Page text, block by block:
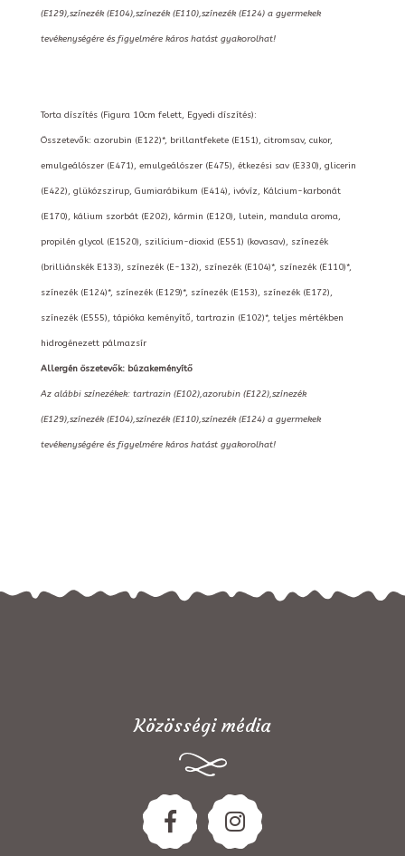
(E129),színezék (E104),színezék (E110),színezék (E124) a gyermekek
tevékenységére és figyelmére káros hatást gyakorolhat!
Torta díszítés (Figura 10cm felett, Egyedi díszítés):
Összetevők: azorubin (E122)*, brillantfekete (E151), citromsav, cukor,
emulgeálószer (E471), emulgeálószer (E475), étkezési sav (E330), glicerin
(E422), glükózszirup, Gumiarábikum (E414), ivóvíz, Kálcium-karbonát
(E170), kálium szorbát (E202), kármin (E120), lutein, mandula aroma,
propilén glycol (E1520), szilícium-dioxid (E551) (kovasav), színezék
(brilliánskék E133), színezék (E-132), színezék (E104)*, színezék (E110)*,
színezék (E124)*, színezék (E129)*, színezék (E153), színezék (E172),
színezék (E555), tápióka keményítő, tartrazin (E102)*, teljes mértékben
hidrogénezett pálmazsír
Allergén öszetevők: búzakeményítő
Az alábbi színezékek: tartrazin (E102),azorubin (E122),színezék
(E129),színezék (E104),színezék (E110),színezék (E124) a gyermekek
tevékenységére és figyelmére káros hatást gyakorolhat!
Közösségi média